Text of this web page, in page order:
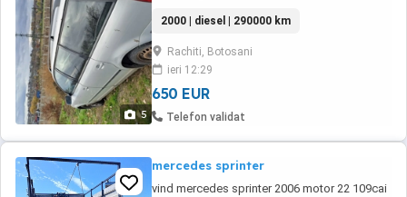
5
2000 | diesel | 290000 km
Rachiti, Botosani
ieri 12:29
650 EUR
Telefon validat
mercedes sprinter
vind mercedes sprinter 2006 motor 22 109cai